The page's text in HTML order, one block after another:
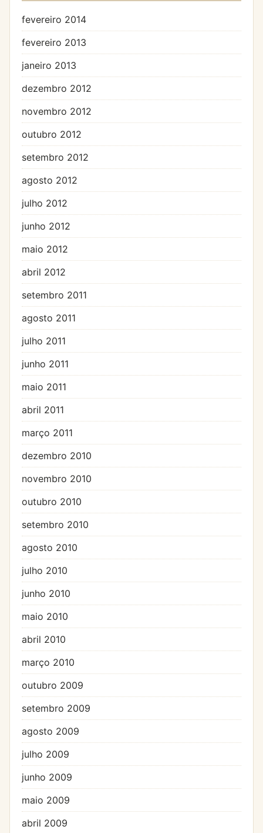
fevereiro 2014
fevereiro 2013
janeiro 2013
dezembro 2012
novembro 2012
outubro 2012
setembro 2012
agosto 2012
julho 2012
junho 2012
maio 2012
abril 2012
setembro 2011
agosto 2011
julho 2011
junho 2011
maio 2011
abril 2011
março 2011
dezembro 2010
novembro 2010
outubro 2010
setembro 2010
agosto 2010
julho 2010
junho 2010
maio 2010
abril 2010
março 2010
outubro 2009
setembro 2009
agosto 2009
julho 2009
junho 2009
maio 2009
abril 2009